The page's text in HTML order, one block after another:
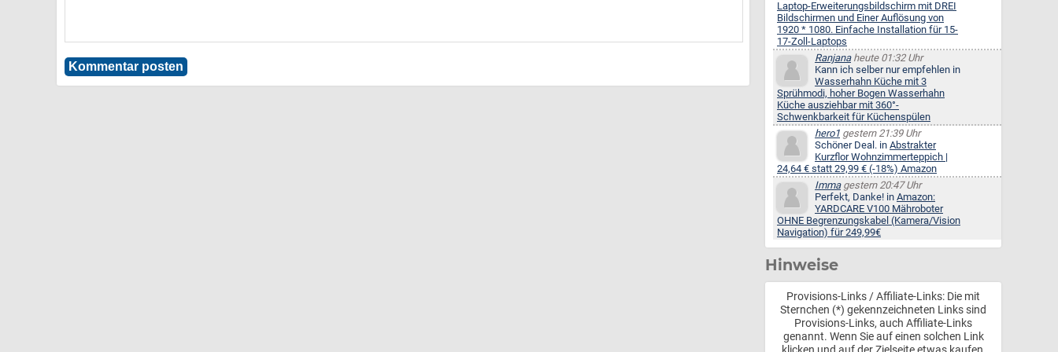
Laptop-Erweiterungsbildschirm mit DREI
Bildschirmen und Einer Auflösung von
1920 * 1080. Einfache Installation für 15-
17-Zoll-Laptops
Ranjanaheute 01:32 Uhr
Kann ich selber nur empfehlen in
Wasserhahn Küche mit 3
Sprühmodi, hoher Bogen Wasserhahn
Küche ausziehbar mit 360°-
Schwenkbarkeit für Küchenspülen
hero1 gestern 21:39 Uhr
Schöner Deal. in Abstrakter
Kurzflor Wohnzimmerteppich |
24,64 € statt 29,99 € (-18%) Amazon
Immagestern 20:47 Uhr
Perfekt, Danke! in Amazon:
YARDCARE V100 Mähroboter
OHNE Begrenzungskabel (Kamera/Vision
Navigation) für 249,99€
Hinweise
Provisions-Links / Affiliate-Links: Die mit
Sternchen (*) gekennzeichneten Links sind
Provisions-Links, auch Affiliate-Links
genannt. Wenn Sie auf einen solchen Link